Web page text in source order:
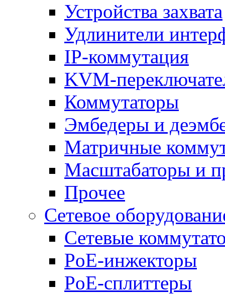
Устройства захвата
Удлинители
IP-коммутация
KVM-
Коммутаторы
Эмбедеры и
Матричные
Масштабаторы и
Прочее
Сетевое
Сетевые
PoE-инжекторы
PoE-сплиттеры